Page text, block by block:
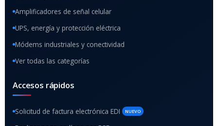
Amplificadores de señal celular
UPS, energía y protección eléctrica
Módems industriales y conectividad
Ver todas las categorías
Accesos rápidos
Solicitud de factura electrónica EDI NUEVO